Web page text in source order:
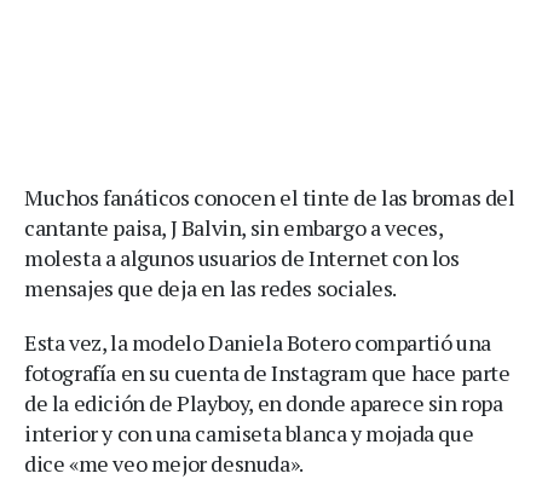
Muchos fanáticos conocen el tinte de las bromas del
cantante paisa, J Balvin, sin embargo a veces,
molesta a algunos usuarios de Internet con los
mensajes que deja en las redes sociales.
Esta vez, la modelo Daniela Botero compartió una
fotografía en su cuenta de Instagram que hace parte
de la edición de Playboy, en donde aparece sin ropa
interior y con una camiseta blanca y mojada que
dice «me veo mejor desnuda».